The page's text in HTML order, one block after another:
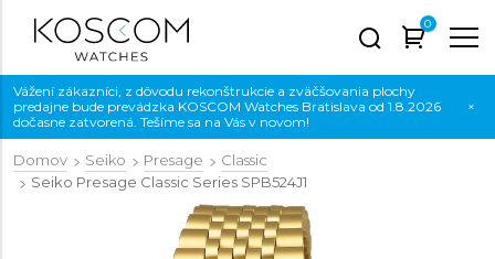
0
Vážení zákazníci, z dôvodu rekonštrukcie a zväčšovania plochy
predajne bude prevádzka KOSCOM Watches Bratislava od 1.8.2026
dočasne zatvorená. Tešíme sa na Vás v novom!
×
Domov Seiko Presage
Classic
Seiko Presage Classic Series SPB524J1